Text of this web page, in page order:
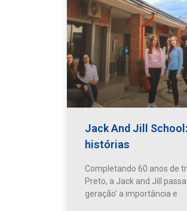
Jack And Jill
histórias
Completando 60 anos de
Preto, a Jack and Jill
geração’ a importância e